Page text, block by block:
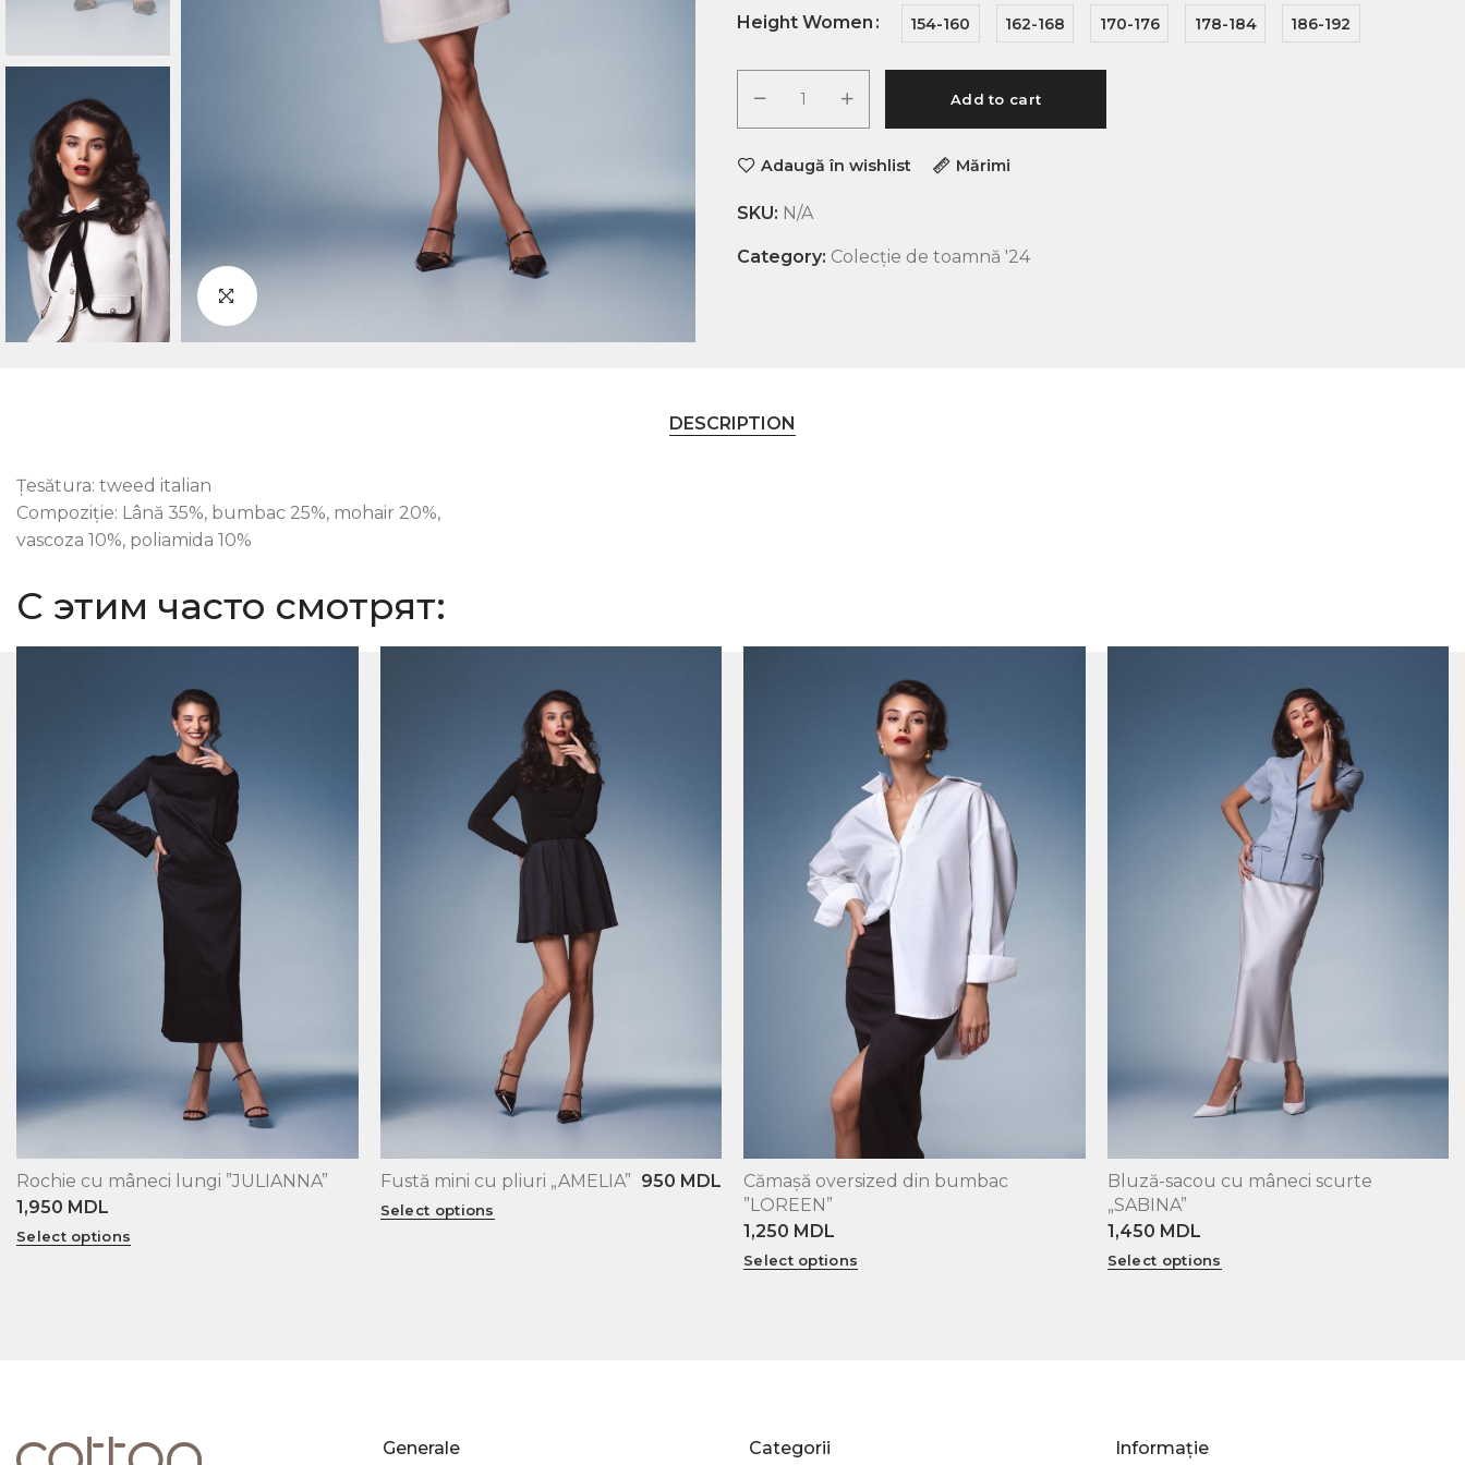
Height Women 154-160 162-168 170-176 178-184 186-192
Add to cart
Adaugă în wishlist Mărimi
SKU: N/A
Category: Colecție de toamnă '24
DESCRIPTION
Țesătura: tweed italian
Compoziție: Lână 35%, bumbac 25%, mohair 20%,
vascoza 10%, poliamida 10%
С этим часто смотрят:
XS S M L
Rochie cu mâneci lungi ”JULIANNA”
1,950 MDL
Select options
XS S M L
Fustă mini cu pliuri „AMELIA” 950 MDL
Select options
XS S M L
Cămașă oversized din bumbac
”LOREEN”
1,250 MDL
Select options
XS S M L
Bluză-sacou cu mâneci scurte
„SABINA”
1,450 MDL
Select options
Generale Categorii Informație